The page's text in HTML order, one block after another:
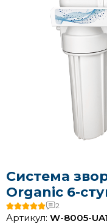
Система
Organic 6-
2
Артикул: W-8005-